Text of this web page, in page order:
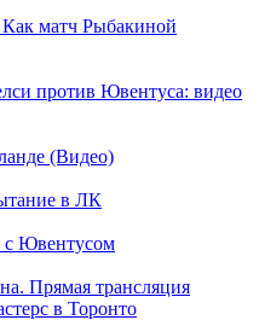
матч Рыбакиной
против Ювентуса: видео
(Видео)
в ЛК
с Ювентусом
Прямая трансляция
в Торонто